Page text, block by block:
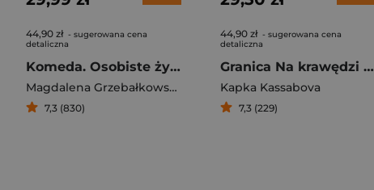
44,90 zł - sugerowana cena
detaliczna
Komeda. Osobiste życie jazzu
Magdalena Grzebałkowska
7,3 (830)
44,90 zł - sugerowana cena
detaliczna
Granica Na krawędzi Europy
Kapka Kassabova
7,3 (229)